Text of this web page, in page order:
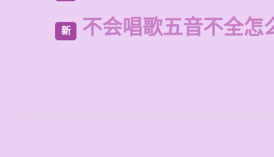
新 不会唱歌五音不全怎